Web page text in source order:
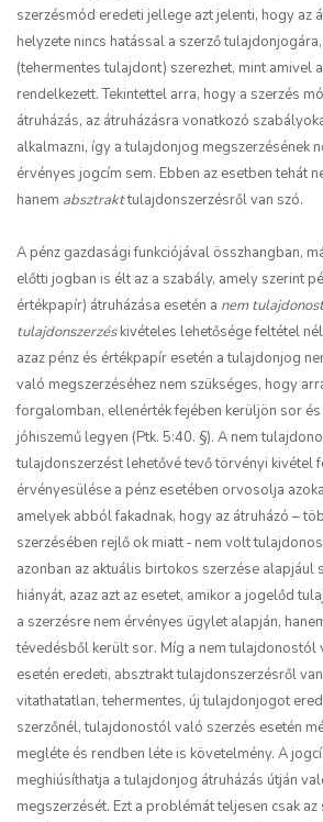
szerzésmód eredeti jellege azt jelenti, hogy az
helyzete nincs hatással a szerző
(tehermentes tulajdont) szerezhet, mint amivel
rendelkezett. Tekintettel arra, hogy a szerzés
átruházás, az átruházásra vonatkozó
alkalmazni, így a tulajdonjog megszerzésének
érvényes jogcím sem. Ebben az esetben tehát
hanem absztrakttulajdonszerzésről van szó.
A pénz gazdasági funkciójával összhangban,
előtti jogban is élt az a szabály, amely szerint
értékpapír) átruházása esetén a nem
tulajdonszerzéskivételes lehetősége feltétel
azaz pénz és értékpapír esetén a tulajdonjog
való megszerzéséhez nem szükséges, hogy
forgalomban, ellenérték fejében kerüljön sor és
jóhiszemű legyen (Ptk. 5:40. §). A nem
tulajdonszerzést lehetővé tevő törvényi kivétel
érvényesülése a pénz esetében orvosolja
amelyek abból fakadnak, hogy az átruházó –
szerzésében rejlő ok miatt ‑ nem volt
azonban az aktuális birtokos szerzése alapjául
hiányát, azaz azt az esetet, amikor a jogelőd
a szerzésre nem érvényes ügylet alapján,
tévedésből került sor. Míg a nem tulajdonostól
esetén eredeti, absztrakt tulajdonszerzésről
vitathatatlan, tehermentes, új tulajdonjogot
szerzőnél, tulajdonostól való szerzés esetén
megléte és rendben léte is követelmény. A
meghiúsíthatja a tulajdonjog átruházás útján
megszerzését. Ezt a problémát teljesen csak az